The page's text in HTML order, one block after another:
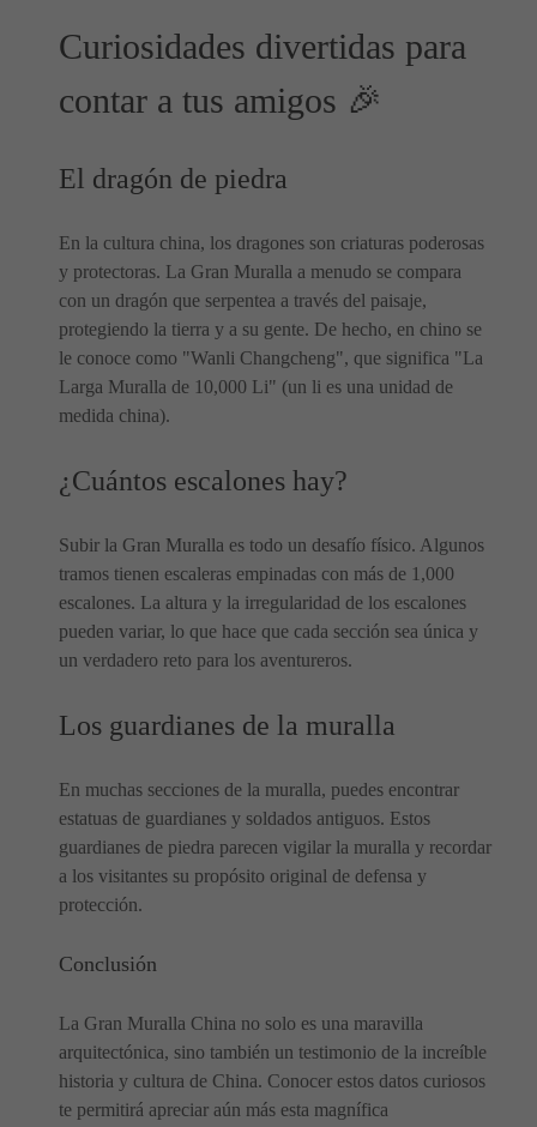
Curiosidades divertidas para
contar a tus amigos 🎉
El dragón de piedra
En la cultura china, los dragones son criaturas poderosas
y protectoras. La Gran Muralla a menudo se compara
con un dragón que serpentea a través del paisaje,
protegiendo la tierra y a su gente. De hecho, en chino se
le conoce como "Wanli Changcheng", que significa "La
Larga Muralla de 10,000 Li" (un li es una unidad de
medida china).
¿Cuántos escalones hay?
Subir la Gran Muralla es todo un desafío físico. Algunos
tramos tienen escaleras empinadas con más de 1,000
escalones. La altura y la irregularidad de los escalones
pueden variar, lo que hace que cada sección sea única y
un verdadero reto para los aventureros.
Los guardianes de la muralla
En muchas secciones de la muralla, puedes encontrar
estatuas de guardianes y soldados antiguos. Estos
guardianes de piedra parecen vigilar la muralla y recordar
a los visitantes su propósito original de defensa y
protección.
Conclusión
La Gran Muralla China no solo es una maravilla
arquitectónica, sino también un testimonio de la increíble
historia y cultura de China. Conocer estos datos curiosos
te permitirá apreciar aún más esta magnífica